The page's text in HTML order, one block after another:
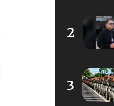
2
3